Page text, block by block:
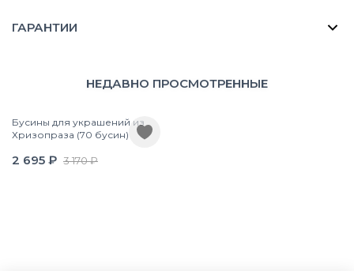
ГАРАНТИИ
НЕДАВНО ПРОСМОТРЕННЫЕ
Бусины для украшений из
Хризопраза (70 бусин)
2 695 ₽ 3 170 ₽